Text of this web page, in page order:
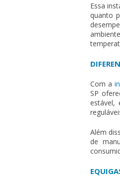
Essa
quanto
Com a
SP
estável,
Além
de